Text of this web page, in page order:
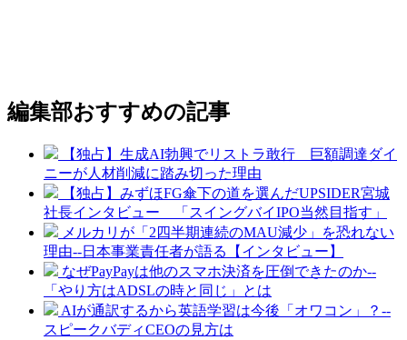
編集部おすすめの記事
【独占】生成AI勃興でリストラ敢行 巨額調達ダイ
ニーが人材削減に踏み切った理由
【独占】みずほFG傘下の道を選んだUPSIDER宮城
社長インタビュー 「スイングバイIPO当然目指す」
メルカリが「2四半期連続のMAU減少」を恐れない
理由--日本事業責任者が語る【インタビュー】
なぜPayPayは他のスマホ決済を圧倒できたのか--
「やり方はADSLの時と同じ」とは
AIが通訳するから英語学習は今後「オワコン」？--
スピークバディCEOの見方は